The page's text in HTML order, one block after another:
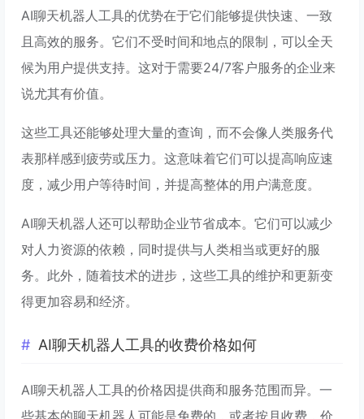
AI聊天机器人工具的优势在于它们能够提供快速、一致
且高效的服务。它们不受时间和地点的限制，可以全天
候为用户提供支持。这对于需要24/7客户服务的企业来
说尤其有价值。
这些工具还能够处理大量的查询，而不会像人类服务代
表那样感到疲劳或压力。这意味着它们可以提高响应速
度，减少用户等待时间，并提高整体的用户满意度。
AI聊天机器人还可以帮助企业节省成本。它们可以减少
对人力资源的依赖，同时提供与人类相当或更好的服
务。此外，随着技术的进步，这些工具的维护和更新变
得更加容易和经济。
AI聊天机器人工具的收费价格如何
AI聊天机器人工具的价格因提供商和服务范围而异。一